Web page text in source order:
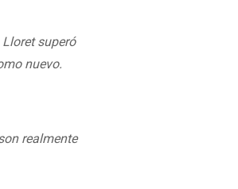
superó
nuevo.
realmente